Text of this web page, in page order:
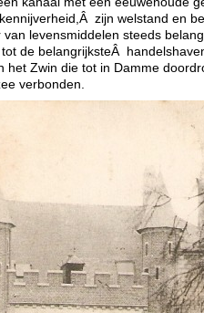
zijn welstand en
levensmiddelen steeds
de belangrijksteÂ
het Zwin die tot in Damme
verbonden.